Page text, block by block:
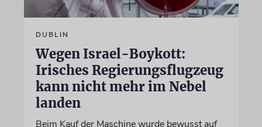
DUBLIN
Wegen Israel-Boykott:
Irisches Regierungsflugzeug
kann nicht mehr im Nebel
landen
Beim Kauf der Maschine wurde bewusst auf